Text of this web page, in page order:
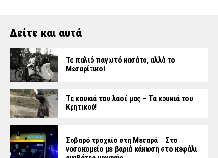
Δείτε και αυτά
Το παλιό παγωτό κασάτο, αλλά το
Μεσαρίτικο!
Τα κουκιά του λαού μας – Τα κουκιά του
Κρητικού!
Σοβαρό τροχαίο στη Μεσαρά – Στο
νοσοκομείο με βαριά κάκωση στο κεφάλι